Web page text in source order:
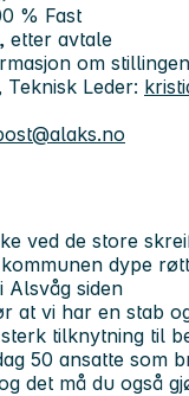
% Fast
etter avtale
om
Teknisk Leder:
ved de store
dype
siden
at vi har en stab
tilknytning til
50 ansatte som
det må du også